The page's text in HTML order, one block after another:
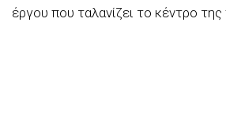
έργου που ταλανίζει το κέντρο